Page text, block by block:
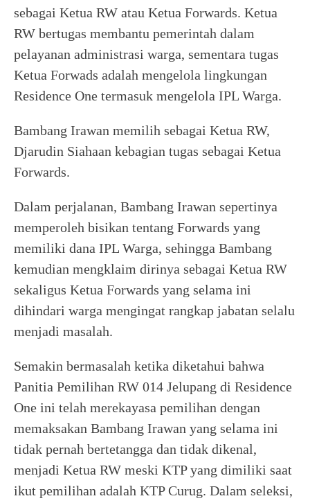
sebagai Ketua RW atau Ketua Forwards. Ketua
RW bertugas membantu pemerintah dalam
pelayanan administrasi warga, sementara tugas
Ketua Forwads adalah mengelola lingkungan
Residence One termasuk mengelola IPL Warga.
Bambang Irawan memilih sebagai Ketua RW,
Djarudin Siahaan kebagian tugas sebagai Ketua
Forwards.
Dalam perjalanan, Bambang Irawan sepertinya
memperoleh bisikan tentang Forwards yang
memiliki dana IPL Warga, sehingga Bambang
kemudian mengklaim dirinya sebagai Ketua RW
sekaligus Ketua Forwards yang selama ini
dihindari warga mengingat rangkap jabatan selalu
menjadi masalah.
Semakin bermasalah ketika diketahui bahwa
Panitia Pemilihan RW 014 Jelupang di Residence
One ini telah merekayasa pemilihan dengan
memaksakan Bambang Irawan yang selama ini
tidak pernah bertetangga dan tidak dikenal,
menjadi Ketua RW meski KTP yang dimiliki saat
ikut pemilihan adalah KTP Curug. Dalam seleksi,